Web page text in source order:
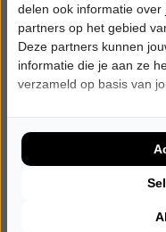
delen ook informatie
partners op het gebied
Deze partners kunnen
informatie die je aan ze
verzameld op basis van